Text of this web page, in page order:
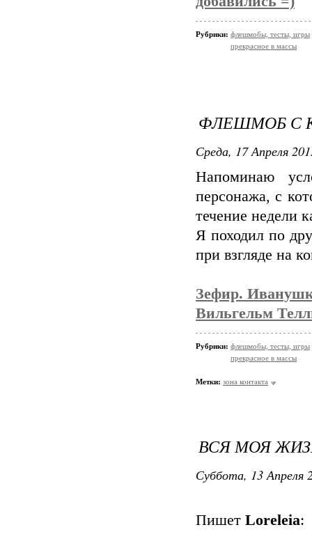
Рубрики: флешмобы, тесты, игры
прекрасное в массы
ФЛЕШМОБ С
Среда, 17 Апреля
Напоминаю
персонажа, с
течение недели
Я походил по
при взгляде на
Зефир.
Вильгельм
Рубрики: флешмобы, тесты, игры
прекрасное в массы
Метки: зона контакта
ВСЯ МОЯ
Суббота, 13 Апреля
Пишет Loreleia: